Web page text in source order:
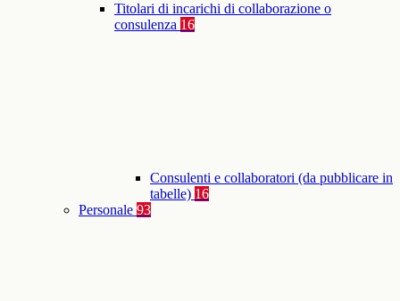
Titolari di incarichi di collaborazione o
consulenza 16
Consulenti e collaboratori (da pubblicare in
tabelle) 16
Personale 93